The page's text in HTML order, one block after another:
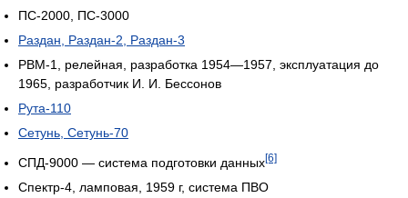
ПС-2000, ПС-3000
Раздан, Раздан-2, Раздан-3
РВМ-1, релейная, разработка 1954—1957, эксплуатация до
1965, разработчик И. И. Бессонов
Рута-110
Сетунь, Сетунь-70
СПД-9000 — система подготовки данных[6]
Спектр-4, ламповая, 1959 г, система ПВО